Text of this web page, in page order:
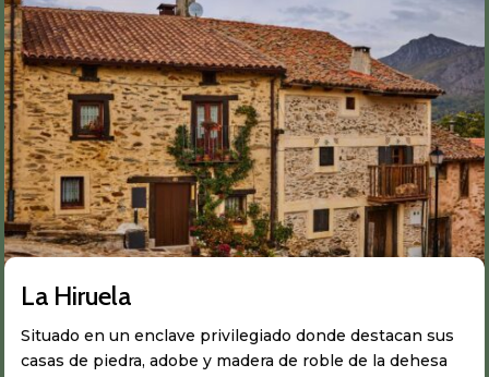
La Hiruela
Situado en un enclave privilegiado donde destacan sus
casas de piedra, adobe y madera de roble de la dehesa